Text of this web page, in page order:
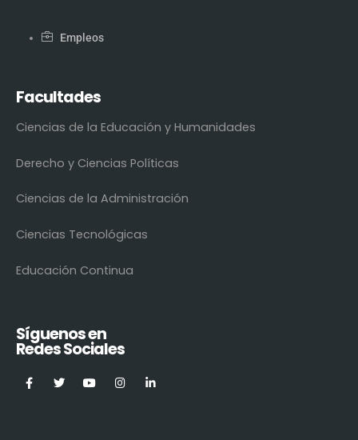
Empleos
Facultades
Ciencias de la Educación y Humanidades
Derecho y Ciencias Políticas
Ciencias de la Administración
Ciencias Tecnológicas
Educación Continua
Síguenos en
Redes Sociales